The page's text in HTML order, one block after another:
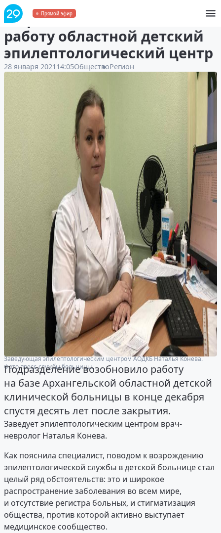
Прямой эфир
В Архангельске начал
работу областной детский
эпилептологический центр
28 января 2021 14:05ОбществоРегион
Заведующая эпилептологическим центром АОДКБ Наталья Конева.
Фото пресс-службы больницы.
Подразделение возобновило работу
на базе Архангельской областной детской
клинической больницы в конце декабря
спустя десять лет после закрытия.
Заведует эпилептологическим центром врач-
невролог Наталья Конева.
Как пояснила специалист, поводом к возрождению
эпилептологической службы в детской больнице стал
целый ряд обстоятельств: это и широкое
распространение заболевания во всем мире,
и отсутствие регистра больных, и стигматизация
общества, против которой активно выступает
медицинское сообщество.